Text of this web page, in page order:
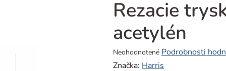
Rezacie
acetylén
Priemerné
hodnotenie
Neohodnotené Podrobnosti
Značka: Harris